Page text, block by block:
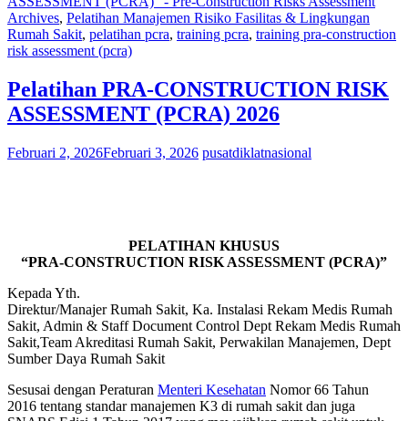
Archives, Pelatihan Manajemen Risiko Fasilitas & Lingkungan
Rumah Sakit, pelatihan pcra, training pcra, training pra-construction
risk assessment (pcra)
Pelatihan PRA-CONSTRUCTION RISK
ASSESSMENT (PCRA) 2026
Februari 2, 2026Februari 3, 2026 pusatdiklatnasional
PELATIHAN KHUSUS
“PRA-CONSTRUCTION RISK ASSESSMENT (PCRA)”
Kepada Yth.
Direktur/Manajer Rumah Sakit, Ka. Instalasi Rekam Medis Rumah
Sakit, Admin & Staff Document Control Dept Rekam Medis Rumah
Sakit,Team Akreditasi Rumah Sakit, Perwakilan Manajemen, Dept
Sumber Daya Rumah Sakit
Sesusai dengan Peraturan Menteri Kesehatan Nomor 66 Tahun
2016 tentang standar manajemen K3 di rumah sakit dan juga